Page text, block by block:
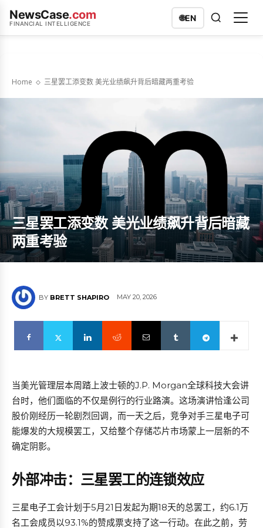
NewsCase.com
FINANCIAL INTELLIGENCE
🌐EN
Home 三星罢工添变数 美光业绩飙升背后暗藏两重考验
三星罢工添变数 美光业绩飙升背后暗藏
两重考验
BY BRETT SHAPIRO MAY 20, 2026
当美光管理层本周踏上波士顿的J.P. Morgan全球科技大会讲
台时，他们面临的不仅是例行的行业路演。这场演讲恰逢公司
股价刚经历一轮剧烈回调，而一天之后，竞争对手三星电子可
能爆发的大规模罢工，又给整个存储芯片市场蒙上一层新的不
确定阴影。
外部冲击：三星罢工的连锁效应
三星电子工会计划于5月21日发起为期18天的总罢工，约6.1万
名工会成员以93.1%的赞成票支持了这一行动。在此之前，劳